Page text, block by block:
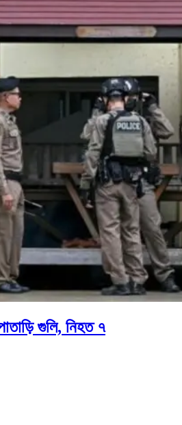
গুলি, নিহত ৭